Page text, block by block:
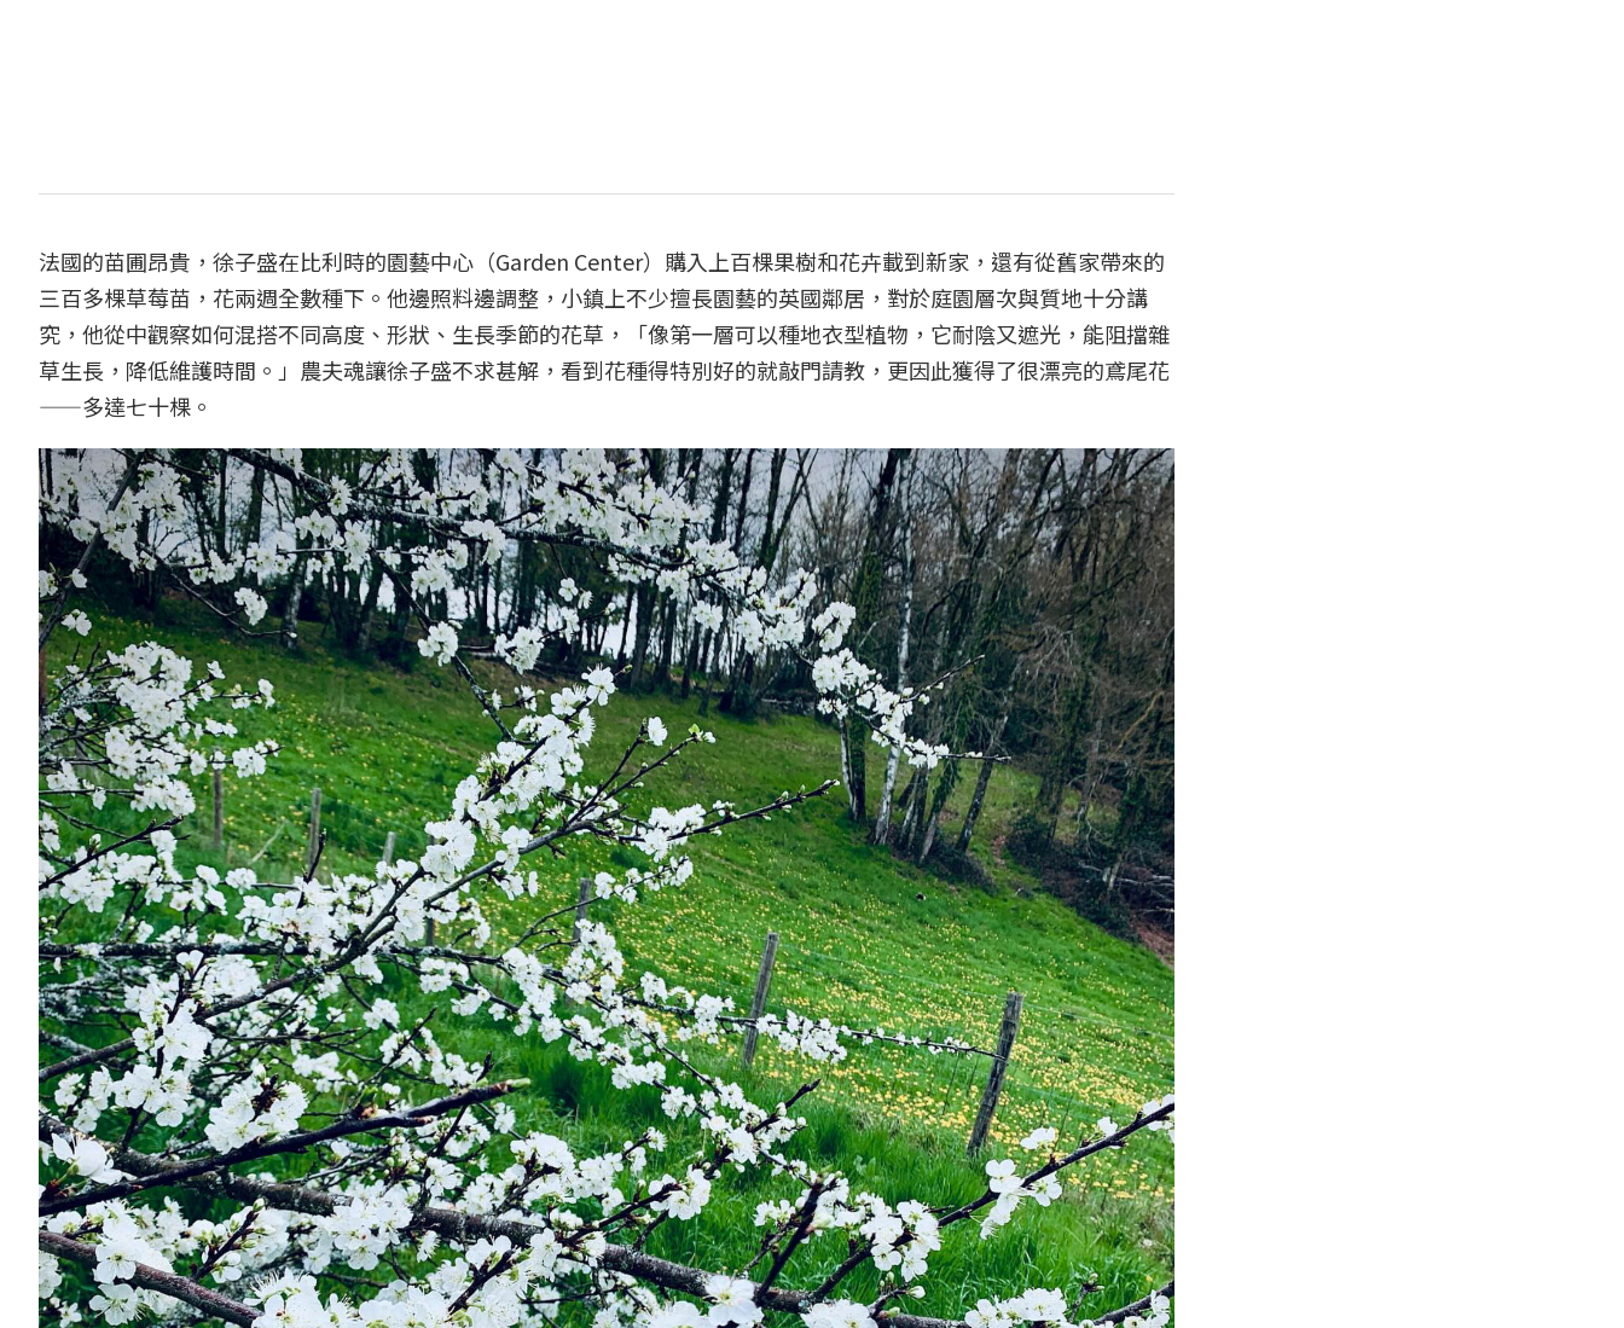
法國的苗圃昂貴，徐子盛在比利時的園藝中心（Garden Center）購入上百棵果樹和花卉載到新家，還有從舊家帶來的
三百多棵草莓苗，花兩週全數種下。他邊照料邊調整，小鎮上不少擅長園藝的英國鄰居，對於庭園層次與質地十分講
究，他從中觀察如何混搭不同高度、形狀、生長季節的花草，「像第一層可以種地衣型植物，它耐陰又遮光，能阻擋雜
草生長，降低維護時間。」農夫魂讓徐子盛不求甚解，看到花種得特別好的就敲門請教，更因此獲得了很漂亮的鳶尾花
——多達七十棵。